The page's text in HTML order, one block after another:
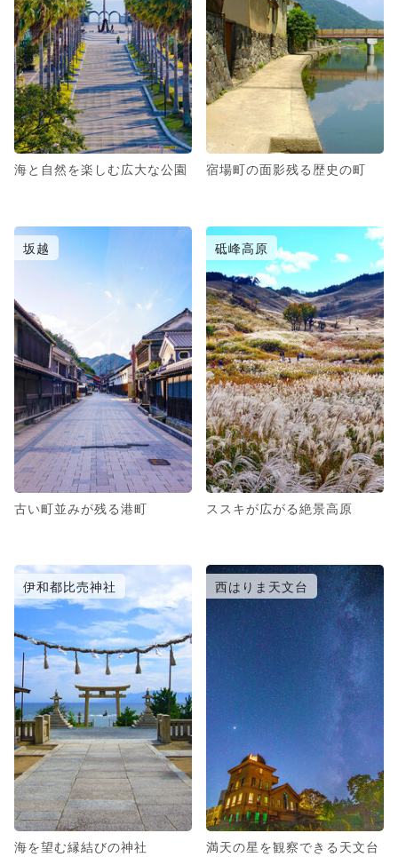
海と自然を楽しむ広大な公園 宿場町の面影残る歴史の町
坂越
古い町並みが残る港町
砥峰高原
ススキが広がる絶景高原
伊和都比売神社
海を望む縁結びの神社
西はりま天文台
満天の星を観察できる天文台